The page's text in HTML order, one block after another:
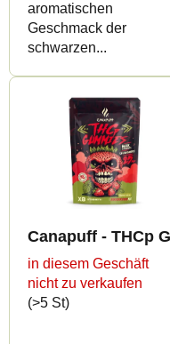
aromatischen
Geschmack der
schwarzen...
Canapuff - THCp
in diesem Geschäft
nicht zu verkaufen
(>5 St)